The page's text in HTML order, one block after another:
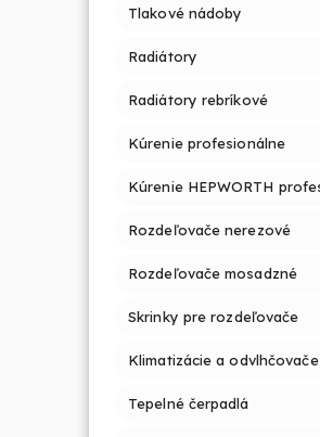
Tlakové nádoby
Radiátory
Radiátory rebríkové
Kúrenie profesionálne
Rozdeľovače nerezové
Rozdeľovače mosadzné
Skrinky pre rozdeľovače
Klimatizácie a odvlhčovače
Tepelné čerpadlá